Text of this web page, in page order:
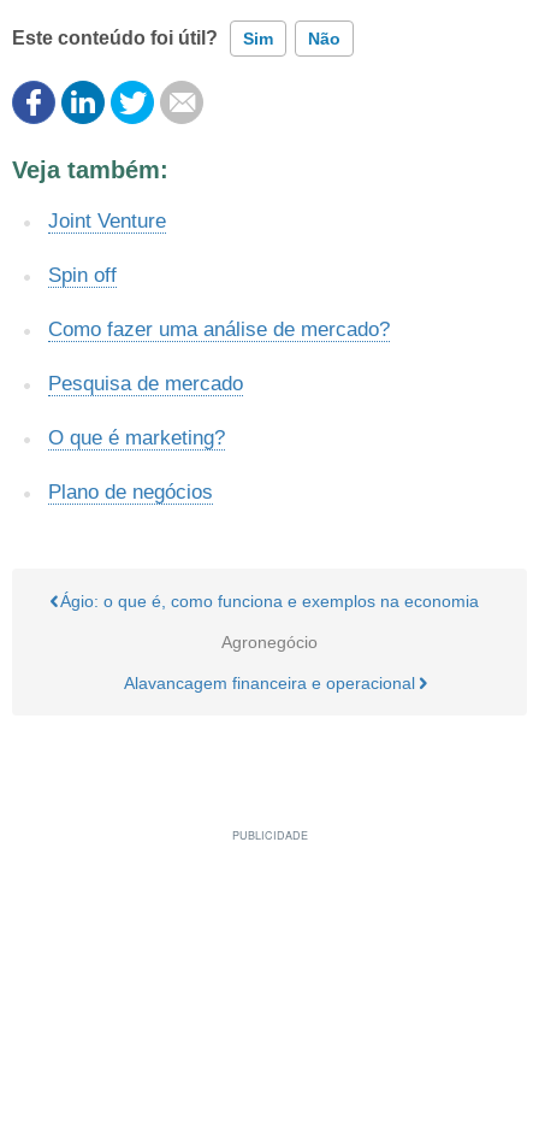
Este conteúdo foi útil? Sim Não
Este conteúdo contém informação incorreta
Este conteúdo não tem a informação que procuro
Outro
Veja também:
Joint Venture
Spin off
Como fazer uma análise de mercado?
Pesquisa de mercado
O que é marketing?
Plano de negócios
Ágio: o que é, como funciona e exemplos na economia
Agronegócio
Alavancagem financeira e operacional